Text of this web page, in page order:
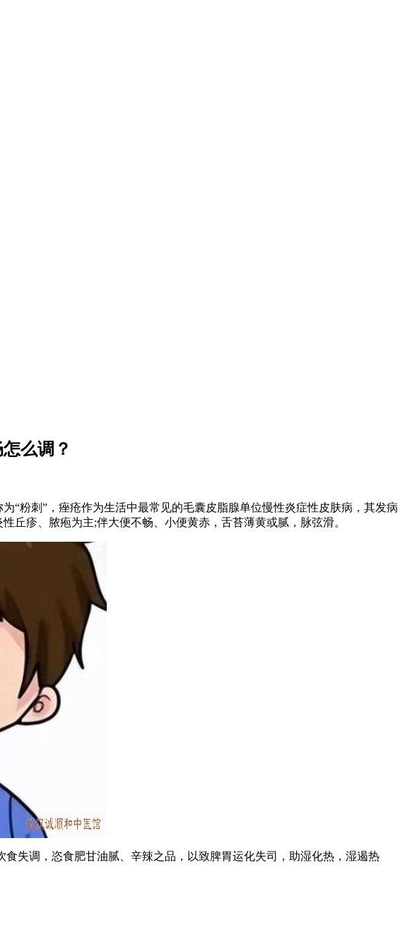
么调？
粉刺”，痤疮作为生活中最常见的毛囊皮脂腺单位慢性炎症性皮肤病，其发病
丘疹、脓疱为主;伴大便不畅、小便黄赤，舌苔薄黄或腻，脉弦滑。
失调，恣食肥甘油腻、辛辣之品，以致脾胃运化失司，助湿化热，湿遏热